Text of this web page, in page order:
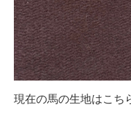
現在の馬の生地はこち